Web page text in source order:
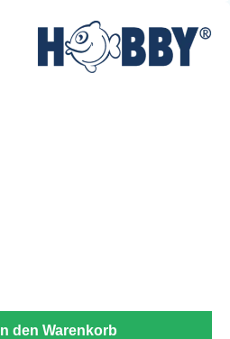
In den Warenkorb